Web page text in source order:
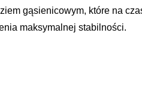
gąsienicowym, które na
maksymalnej stabilności.